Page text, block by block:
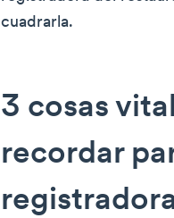
cuadrarla.
3 cosas
recordar